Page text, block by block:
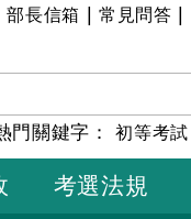
|部長信箱 常見問答
門關鍵字：初等考試
考選法規